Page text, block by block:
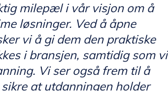
milepæl i vår visjon om å
løsninger. Ved å åpne
vi å gi dem den praktiske
i bransjen, samtidig som vi
Vi ser også frem til å
at utdanningen holder